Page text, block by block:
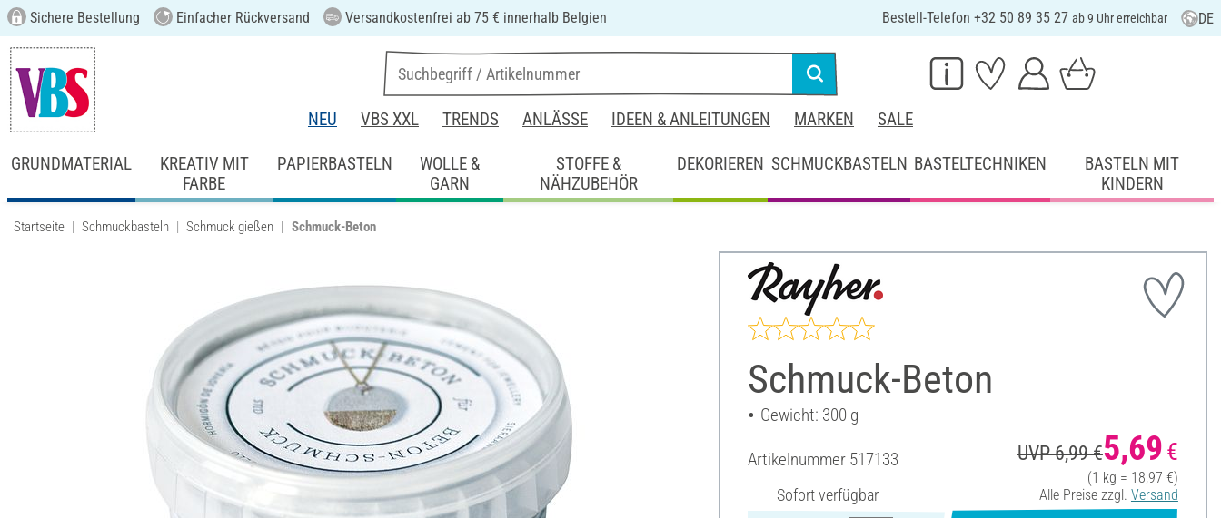
Sichere Bestellung Einfacher Rückversand Versandkostenfrei ab 75 € innerhalb Belgien Bestell-Telefon +32 50 89 35 27 ab 9 Uhr erreichbar DE
NEU VBS XXL TRENDS ANLÄSSE IDEEN & ANLEITUNGEN MARKEN SALE
GRUNDMATERIAL
KREATIV MIT
FARBE
PAPIERBASTELN
WOLLE &
GARN
STOFFE &
NÄHZUBEHÖR
DEKORIEREN SCHMUCKBASTELN BASTELTECHNIKEN
BASTELN MIT
KINDERN
Startseite Schmuckbasteln Schmuck gießen Schmuck-Beton
Schmuck-Beton
Gewicht: 300 g
Artikelnummer 517133
Sofort verfügbar
UVP 6,99 €5,69 €
(1 kg = 18,97 €)
Alle Preise zzgl. Versand